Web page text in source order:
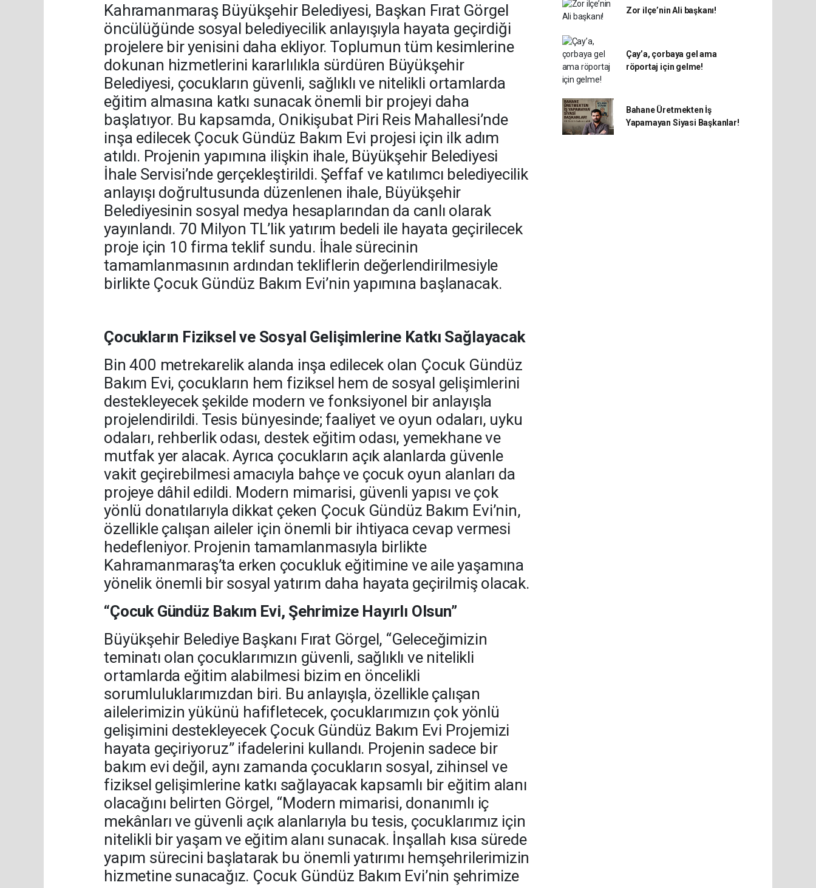
Kahramanmaraş Büyükşehir Belediyesi, Başkan Fırat Görgel
öncülüğünde sosyal belediyecilik anlayışıyla hayata geçirdiği
projelere bir yenisini daha ekliyor. Toplumun tüm kesimlerine
dokunan hizmetlerini kararlılıkla sürdüren Büyükşehir
Belediyesi, çocukların güvenli, sağlıklı ve nitelikli ortamlarda
eğitim almasına katkı sunacak önemli bir projeyi daha
başlatıyor. Bu kapsamda, Onikişubat Piri Reis Mahallesi’nde
inşa edilecek Çocuk Gündüz Bakım Evi projesi için ilk adım
atıldı. Projenin yapımına ilişkin ihale, Büyükşehir Belediyesi
İhale Servisi’nde gerçekleştirildi. Şeffaf ve katılımcı belediyecilik
anlayışı doğrultusunda düzenlenen ihale, Büyükşehir
Belediyesinin sosyal medya hesaplarından da canlı olarak
yayınlandı. 70 Milyon TL’lik yatırım bedeli ile hayata geçirilecek
proje için 10 firma teklif sundu. İhale sürecinin
tamamlanmasının ardından tekliflerin değerlendirilmesiyle
birlikte Çocuk Gündüz Bakım Evi’nin yapımına başlanacak.
Çocukların Fiziksel ve Sosyal Gelişimlerine Katkı Sağlayacak
Bin 400 metrekarelik alanda inşa edilecek olan Çocuk Gündüz
Bakım Evi, çocukların hem fiziksel hem de sosyal gelişimlerini
destekleyecek şekilde modern ve fonksiyonel bir anlayışla
projelendirildi. Tesis bünyesinde; faaliyet ve oyun odaları, uyku
odaları, rehberlik odası, destek eğitim odası, yemekhane ve
mutfak yer alacak. Ayrıca çocukların açık alanlarda güvenle
vakit geçirebilmesi amacıyla bahçe ve çocuk oyun alanları da
projeye dâhil edildi. Modern mimarisi, güvenli yapısı ve çok
yönlü donatılarıyla dikkat çeken Çocuk Gündüz Bakım Evi’nin,
özellikle çalışan aileler için önemli bir ihtiyaca cevap vermesi
hedefleniyor. Projenin tamamlanmasıyla birlikte
Kahramanmaraş’ta erken çocukluk eğitimine ve aile yaşamına
yönelik önemli bir sosyal yatırım daha hayata geçirilmiş olacak.
“Çocuk Gündüz Bakım Evi, Şehrimize Hayırlı Olsun”
Büyükşehir Belediye Başkanı Fırat Görgel, “Geleceğimizin
teminatı olan çocuklarımızın güvenli, sağlıklı ve nitelikli
ortamlarda eğitim alabilmesi bizim en öncelikli
sorumluluklarımızdan biri. Bu anlayışla, özellikle çalışan
ailelerimizin yükünü hafifletecek, çocuklarımızın çok yönlü
gelişimini destekleyecek Çocuk Gündüz Bakım Evi Projemizi
hayata geçiriyoruz” ifadelerini kullandı. Projenin sadece bir
bakım evi değil, aynı zamanda çocukların sosyal, zihinsel ve
fiziksel gelişimlerine katkı sağlayacak kapsamlı bir eğitim alanı
olacağını belirten Görgel, “Modern mimarisi, donanımlı iç
mekânları ve güvenli açık alanlarıyla bu tesis, çocuklarımız için
nitelikli bir yaşam ve eğitim alanı sunacak. İnşallah kısa sürede
yapım sürecini başlatarak bu önemli yatırımı hemşehrilerimizin
hizmetine sunacağız. Çocuk Gündüz Bakım Evi’nin şehrimize
Zor ilçe’nin Ali başkanı!
Çay’a, çorbaya gel ama
röportaj için gelme!
Bahane Üretmekten İş
Yapamayan Siyasi Başkanlar!